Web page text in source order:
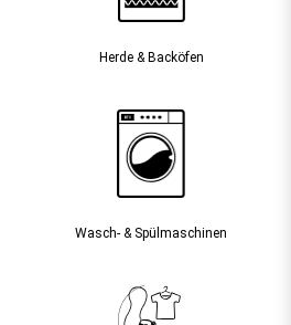
Herde & Backöfen
Wasch- & Spülmaschinen